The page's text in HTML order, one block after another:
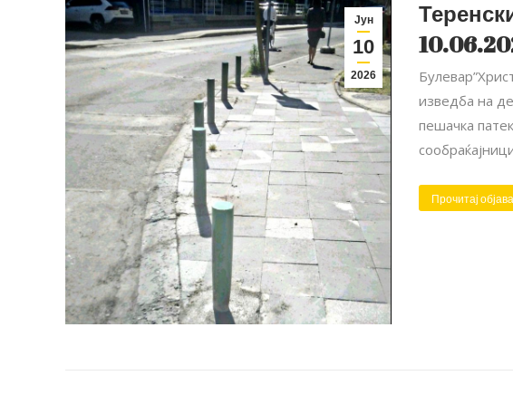
Јун
10
2026
изведба на
пешачка
Прочитај објава